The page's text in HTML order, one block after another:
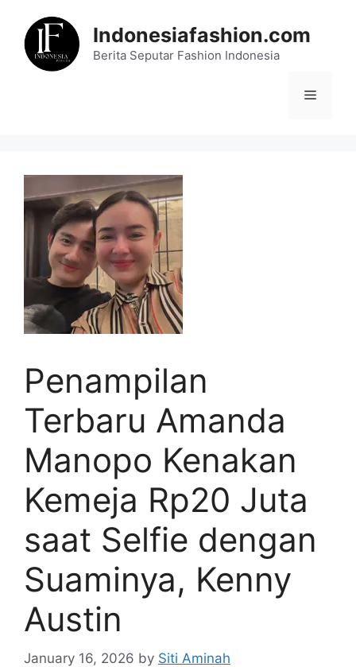
content
Indonesiafashion.com
Berita Seputar Fashion Indonesia
Menu
Penampilan
Terbaru Amanda
Manopo Kenakan
Kemeja Rp20 Juta
saat Selfie dengan
Suaminya, Kenny
Austin
January 16, 2026 by Siti Aminah